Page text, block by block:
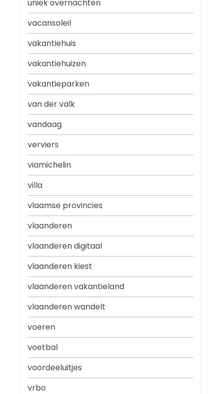
uniek overnachten
vacansoleil
vakantiehuis
vakantiehuizen
vakantieparken
van der valk
vandaag
verviers
viamichelin
villa
vlaamse provincies
vlaanderen
vlaanderen digitaal
vlaanderen kiest
vlaanderen vakantieland
vlaanderen wandelt
voeren
voetbal
voordeeluitjes
vrbo